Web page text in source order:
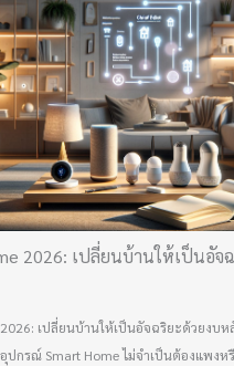
2026: เปลี่ยนบ้านให้เป็นอัจ
2026: เปลี่ยนบ้านให้เป็นอัจฉริยะด้วยง
ปกรณ์ Smart Home ไม่จำเป็นต้องแพง